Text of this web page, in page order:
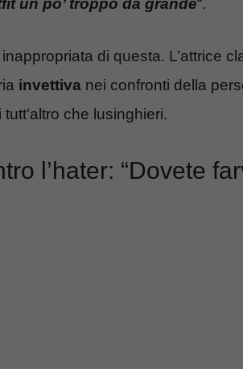
un po’ troppo da grande“.
di questa. L’attrice
invettiva nei confronti della
che lusinghieri.
l’hater: “Dovete